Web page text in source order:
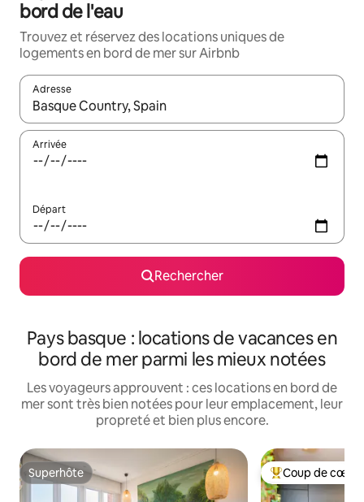
bord de l'eau
Trouvez et réservez des locations uniques de
logements en bord de mer sur Airbnb
Adresse
Lorsque les résultats s'affichent, utilisez les flèches vers le
Arrivée
Départ
Rechercher
Pays basque : locations de vacances en
bord de mer parmi les mieux notées
Les voyageurs approuvent : ces locations en bord de
mer sont très bien notées pour leur emplacement, leur
propreté et bien plus encore.
Superhôte
Superhôte Coups de cœur
Coup de cœur